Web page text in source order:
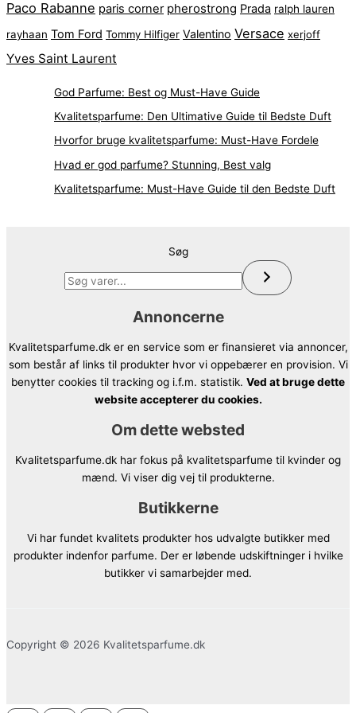
Paco Rabanne paris corner pherostrong Prada ralph lauren
rayhaan Tom Ford Tommy Hilfiger Valentino Versace xerjoff
Yves Saint Laurent
God Parfume: Best og Must-Have Guide
Kvalitetsparfume: Den Ultimative Guide til Bedste Duft
Hvorfor bruge kvalitetsparfume: Must-Have Fordele
Hvad er god parfume? Stunning, Best valg
Kvalitetsparfume: Must-Have Guide til den Bedste Duft
Søg
Annoncerne
Kvalitetsparfume.dk er en service som er finansieret via annoncer,
som består af links til produkter hvor vi oppebærer en provision. Vi
benytter cookies til tracking og i.f.m. statistik. Ved at bruge dette
website accepterer du cookies.
Om dette websted
Kvalitetsparfume.dk har fokus på kvalitetsparfume til kvinder og
mænd. Vi viser dig vej til produkterne.
Butikkerne
Vi har fundet kvalitets produkter hos udvalgte butikker med
produkter indenfor parfume. Der er løbende udskiftninger i hvilke
butikker vi samarbejder med.
Copyright © 2026 Kvalitetsparfume.dk